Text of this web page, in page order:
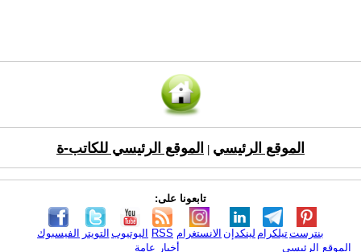
الموقع الرئيسي الموقع الرئيسي للكاتب-ة
تابعونا على:
الفيسبوك التويتر اليوتيوب RSS الانستغرام لينكدإن تيلكرامبنترست
الموقع الرئيسي
أخبار عامة